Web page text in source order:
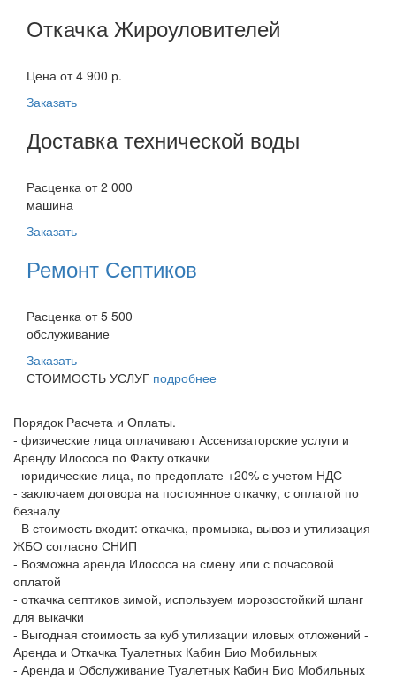
Откачка Жироуловителей
Цена от 4 900 р.
Заказать
Доставка технической воды
Расценка от 2 000
машина
Заказать
Ремонт Септиков
Расценка от 5 500
обслуживание
Заказать
СТОИМОСТЬ УСЛУГ подробнее
Порядок Расчета и Оплаты.
- физические лица оплачивают Ассенизаторские услуги и
Аренду Илососа по Факту откачки
- юридические лица, по предоплате +20% с учетом НДС
- заключаем договора на постоянное откачку, с оплатой по
безналу
- В стоимость входит: откачка, промывка, вывоз и утилизация
ЖБО согласно СНИП
- Возможна аренда Илососа на смену или с почасовой
оплатой
- откачка септиков зимой, используем морозостойкий шланг
для выкачки
- Выгодная стоимость за куб утилизации иловых отложений -
Аренда и Откачка Туалетных Кабин Био Мобильных
- Аренда и Обслуживание Туалетных Кабин Био Мобильных